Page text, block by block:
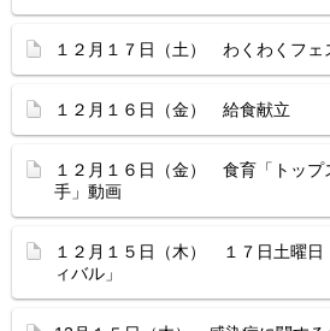
１２月１７日（土） わくわくフェ
１２月１６日（金） 給食献立
１２月１６日（金） 食育「トップ
手」動画
１２月１５日（木） １７日土曜日
ィバル」